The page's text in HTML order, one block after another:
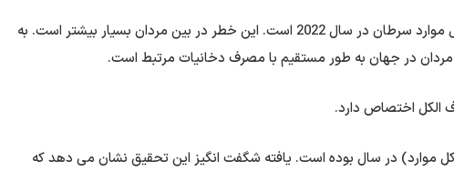
طبق آمار، سیگار به تنهایی عامل 15 درصد از کل موارد سرطان در سال 2022 است. این خطر در بین مردان بسیار بیشتر است. به
الکل اختصاص دارد.
حدود 700000 مورد جدید (3.2٪ از کل موارد) در سال بوده است. یافته شگفت انگیز این تحقیق نشان می دهد که